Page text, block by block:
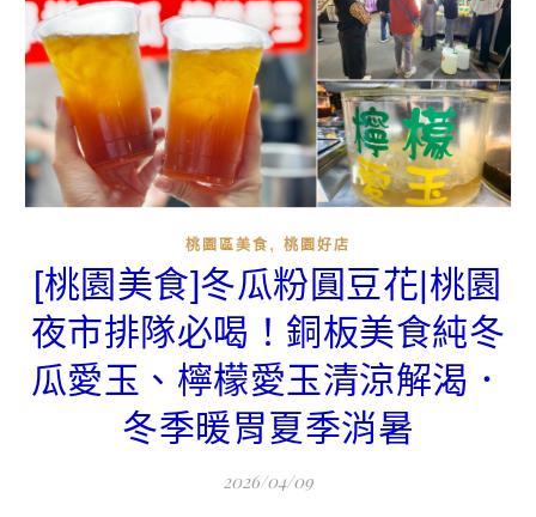
桃園區美食 , 桃園好店
[桃園美食]冬瓜粉圓豆花|桃園
夜市排隊必喝！銅板美食純冬
瓜愛玉、檸檬愛玉清涼解渴．
冬季暖胃夏季消暑
2026/04/09